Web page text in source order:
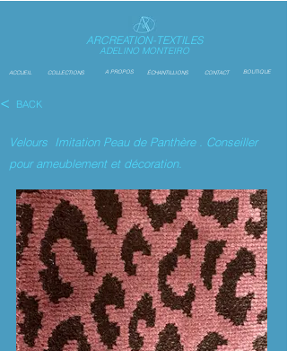
ARCREATION-TEXTILES
ADELINO MONTEIRO
ACCUEIL COLLECTIONS A PROPOS ÉCHANTILLIONS CONTACT BOUTIQUE
< BACK
Velours Imitation Peau de Panthère . Conseiller
pour ameublement et décoration.